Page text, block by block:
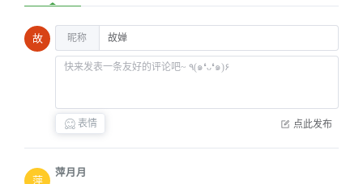
故 昵称
表情 点此发布
萍
萍月月